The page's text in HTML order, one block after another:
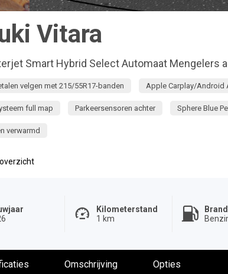
Vitara
Smart Hybrid Select Automaat Mengelers
velgen met 215/55R17-banden Apple Carplay/Android
full map Parkeersensoren achter Sphere Blue
verwarmd
Kilometerstand
1 km
Omschrijving Opties